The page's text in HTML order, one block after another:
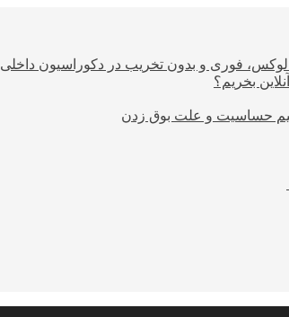
لوکس، فوری و بدون تخریب در دکوراسیون داخلی
بخریم؟
حساسیت و علت بوق زدن